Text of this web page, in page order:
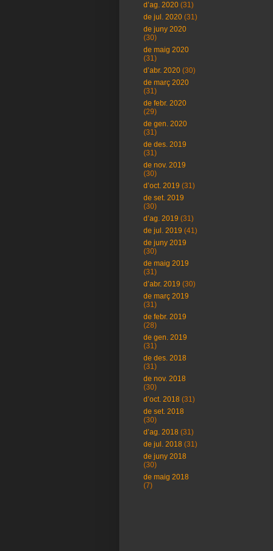
d’ag. 2020 (31)
de jul. 2020 (31)
de juny 2020
(30)
de maig 2020
(31)
d’abr. 2020 (30)
de març 2020
(31)
de febr. 2020
(29)
de gen. 2020
(31)
de des. 2019
(31)
de nov. 2019
(30)
d’oct. 2019 (31)
de set. 2019
(30)
d’ag. 2019 (31)
de jul. 2019 (41)
de juny 2019
(30)
de maig 2019
(31)
d’abr. 2019 (30)
de març 2019
(31)
de febr. 2019
(28)
de gen. 2019
(31)
de des. 2018
(31)
de nov. 2018
(30)
d’oct. 2018 (31)
de set. 2018
(30)
d’ag. 2018 (31)
de jul. 2018 (31)
de juny 2018
(30)
de maig 2018
(7)